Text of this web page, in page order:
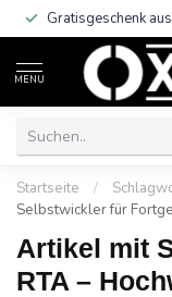
Gratisgeschenk
MENU
Startseite /
Selbstwickler für
Artikel mit
RTA –